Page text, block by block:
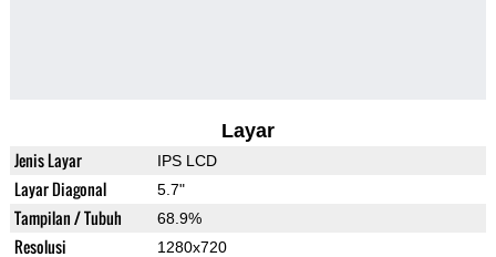
Layar
Jenis Layar IPS LCD
Layar Diagonal 5.7"
Tampilan / Tubuh 68.9%
Resolusi 1280x720